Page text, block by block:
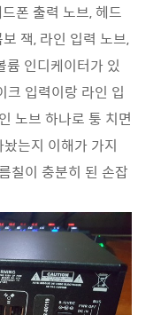
폰 출력 노브, 헤드
잭, 라인 입력 노브,
륨 인디케이터가 있
크 입력이랑 라인 입
노브 하나로 퉁 치면
는지 이해가 가지
칠이 충분히 된 손잡